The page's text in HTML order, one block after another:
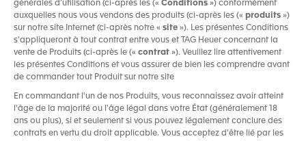
générales d’utilisation (ci-après les (« Conditions ») conformément
auxquelles nous vous vendons des produits (ci-après les (« produits »)
sur notre site Internet (ci-après notre « site »). Les présentes Conditions
s'appliqueront à tout contrat entre vous et TAG Heuer concernant la
vente de Produits (ci-après le (« contrat »). Veuillez lire attentivement
les présentes Conditions et vous assurer de bien les comprendre avant
de commander tout Produit sur notre site
En commandant l'un de nos Produits, vous reconnaissez avoir atteint
l'âge de la majorité ou l'âge légal dans votre État (généralement 18
ans ou plus), si et seulement si vous pouvez légalement conclure des
contrats en vertu du droit applicable. Vous acceptez d'être lié par les